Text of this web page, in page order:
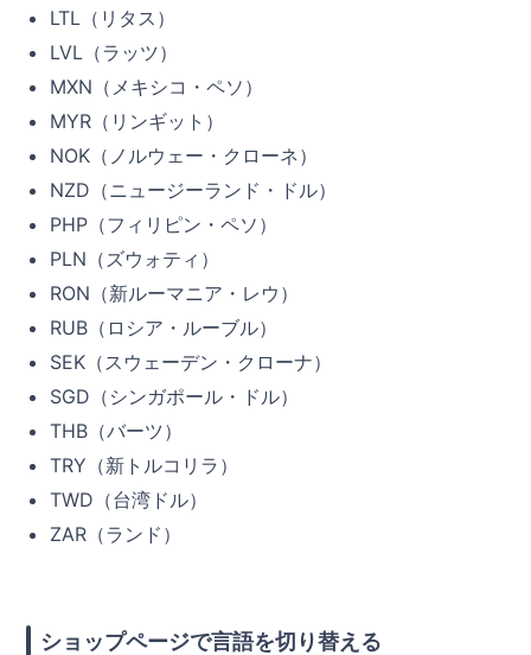
LTL（リタス）
LVL（ラッツ）
MXN（メキシコ・ペソ）
MYR（リンギット）
NOK（ノルウェー・クローネ）
NZD（ニュージーランド・ドル）
PHP（フィリピン・ペソ）
PLN（ズウォティ）
RON（新ルーマニア・レウ）
RUB（ロシア・ルーブル）
SEK（スウェーデン・クローナ）
SGD（シンガポール・ドル）
THB（バーツ）
TRY（新トルコリラ）
TWD（台湾ドル）
ZAR（ランド）
ショップページで言語を切り替える